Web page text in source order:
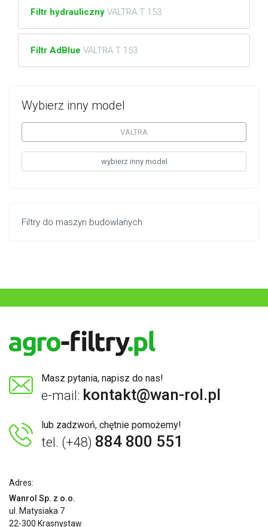
Wybierz inny model
VALTRA
wybierz inny model
Filtry do maszyn budowlanych
Filtr hydrauliczny VALTRA T 153
Filtr AdBlue VALTRA T 153
Masz pytania, napisz do nas!
e-mail: kontakt@wan-rol.pl
lub zadzwoń, chętnie pomożemy!
tel. (+48) 884 800 551
Adres:
Wanrol Sp. z o.o.
ul. Matysiaka 7
22-300 Krasnystaw